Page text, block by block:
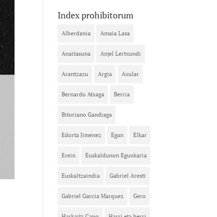
Index prohibitorum
Alberdania Amaia Lasa
Anaitasuna Anjel Lertxundi
Arantzazu Argia Axular
Bernardo Atxaga Berria
Bitoriano Gandiaga
Edorta Jimenez Egan Elkar
Erein Euskaldunon Egunkaria
Euskaltzaindia Gabriel Aresti
Gabriel Garcia Marquez Gero